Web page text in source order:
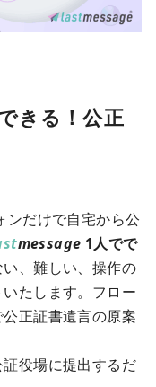
きる！公正
ンだけで自宅から公
message 1人でで
、難しい、操作の
たします。フロー
正証書遺言の原案
役場に提出するだ